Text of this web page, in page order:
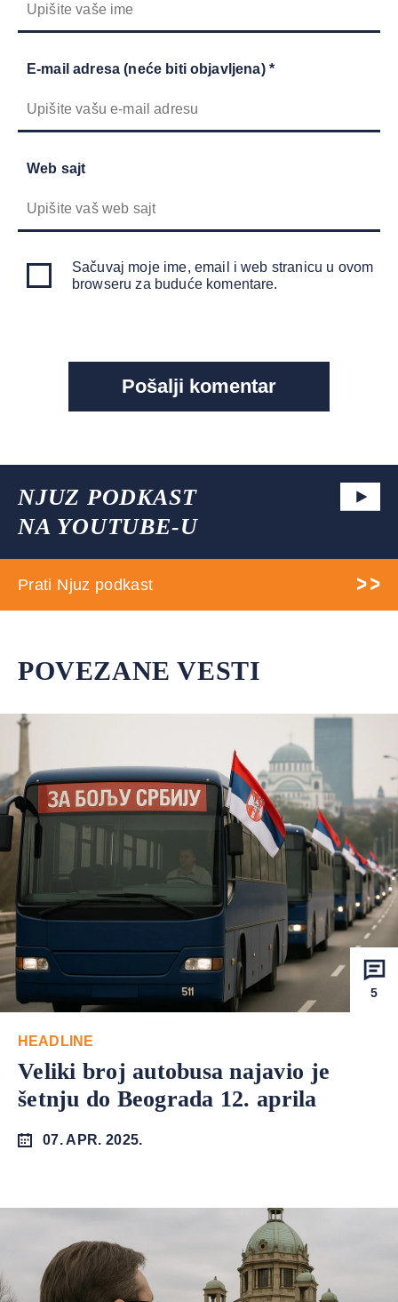
E-mail adresa (neće biti objavljena) *
Web sajt
Sačuvaj moje ime, email i web stranicu u ovom
browseru za buduće komentare.
NJUZ PODKAST
NA YOUTUBE-U
Prati Njuz podkast
POVEZANE VESTI
5
HEADLINE
Veliki broj autobusa najavio je
šetnju do Beograda 12. aprila
07. APR. 2025.